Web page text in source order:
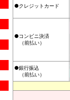
●クレジットカード
●コンビニ決済
（前払い）
●銀行振込
（前払い）